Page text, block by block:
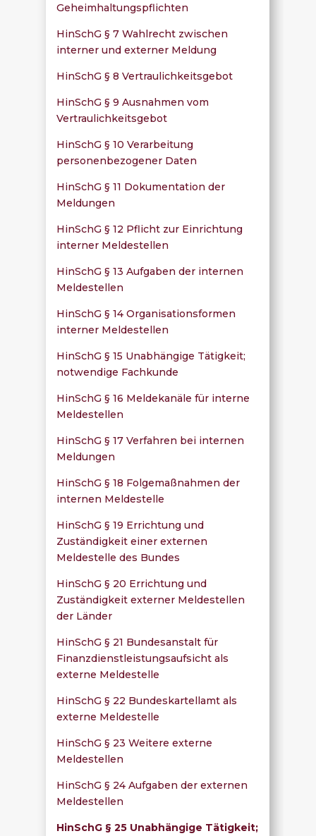
Geheimhaltungspflichten
HinSchG § 7 Wahlrecht zwischen
interner und externer Meldung
HinSchG § 8 Vertraulichkeitsgebot
HinSchG § 9 Ausnahmen vom
Vertraulichkeitsgebot
HinSchG § 10 Verarbeitung
personenbezogener Daten
HinSchG § 11 Dokumentation der
Meldungen
HinSchG § 12 Pflicht zur Einrichtung
interner Meldestellen
HinSchG § 13 Aufgaben der internen
Meldestellen
HinSchG § 14 Organisationsformen
interner Meldestellen
HinSchG § 15 Unabhängige Tätigkeit;
notwendige Fachkunde
HinSchG § 16 Meldekanäle für interne
Meldestellen
HinSchG § 17 Verfahren bei internen
Meldungen
HinSchG § 18 Folgemaßnahmen der
internen Meldestelle
HinSchG § 19 Errichtung und
Zuständigkeit einer externen
Meldestelle des Bundes
HinSchG § 20 Errichtung und
Zuständigkeit externer Meldestellen
der Länder
HinSchG § 21 Bundesanstalt für
Finanzdienstleistungsaufsicht als
externe Meldestelle
HinSchG § 22 Bundeskartellamt als
externe Meldestelle
HinSchG § 23 Weitere externe
Meldestellen
HinSchG § 24 Aufgaben der externen
Meldestellen
HinSchG § 25 Unabhängige Tätigkeit;